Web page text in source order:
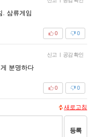
. 삼류게임
0
0
신고 | 공감 확인
분명하다
0
0
새로고침
등록